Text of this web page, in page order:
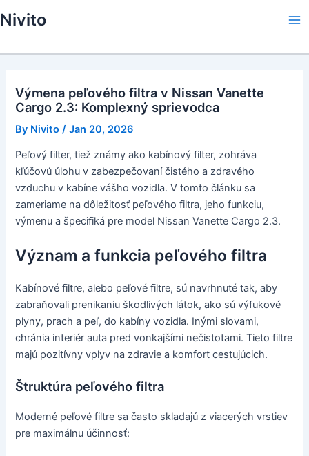
to
Nivito
Výmena peľového filtra v Nissan Vanette
Cargo 2.3: Komplexný sprievodca
By Nivito /Jan 20, 2026
Peľový filter, tiež známy ako kabínový filter, zohráva
kľúčovú úlohu v zabezpečovaní čistého a zdravého
vzduchu v kabíne vášho vozidla. V tomto článku sa
zameriame na dôležitosť peľového filtra, jeho funkciu,
výmenu a špecifiká pre model Nissan Vanette Cargo 2.3.
Význam a funkcia peľového filtra
Kabínové filtre, alebo peľové filtre, sú navrhnuté tak, aby
zabraňovali prenikaniu škodlivých látok, ako sú výfukové
plyny, prach a peľ, do kabíny vozidla. Inými slovami,
chránia interiér auta pred vonkajšími nečistotami. Tieto filtre
majú pozitívny vplyv na zdravie a komfort cestujúcich.
Štruktúra peľového filtra
Moderné peľové filtre sa často skladajú z viacerých vrstiev
pre maximálnu účinnosť: